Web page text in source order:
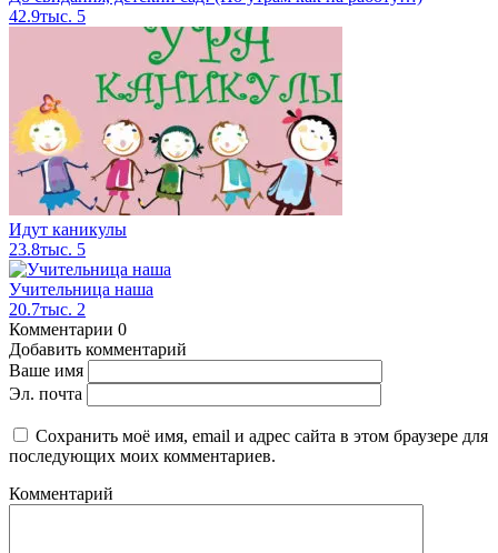
42.9тыс. 5
Идут каникулы
23.8тыс. 5
Учительница наша
20.7тыс. 2
Комментарии 0
Добавить комментарий
Ваше имя
Эл. почта
Сохранить моё имя, email и адрес сайта в этом браузере для
последующих моих комментариев.
Комментарий